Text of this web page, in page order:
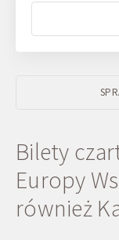
Bilety
Europy
również